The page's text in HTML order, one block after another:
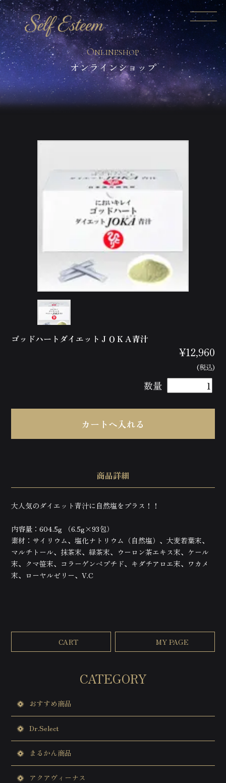
セッションの流れ
メニュー
ヘッドマッサージ
ヘッドマッサージ
ヘッディマルマ
ボディトリートメント
メディカルチェックトリートメント
ボディエステ総合メニュー
レッスン情報
オンラインショップ
ゴッドハートダイエットＪＯＫＡ青汁
¥12,960
(税込)
数量
商品詳細
大人気のダイエット青汁に自然塩をプラス！！
内容量：604.5g （6.5g×93包）
素材：サイリウム、塩化ナトリウム（自然塩）、大麦若葉末、
マルチトール、抹茶末、緑茶末、ウーロン茶エキス末、ケール
末、クマ笹末、コラーゲンペプチド、キダチアロエ末、ワカメ
末、ローヤルゼリー、V.C
CART MY PAGE
CATEGORY
おすすめ商品
Dr.Select
まるかん商品
アクアヴィーナス